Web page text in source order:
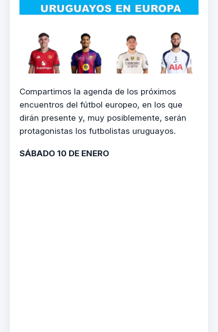
Compartimos la agenda de los próximos
encuentros del fútbol europeo, en los que
dirán presente y, muy posiblemente, serán
protagonistas los futbolistas uruguayos.
SÁBADO 10 DE ENERO